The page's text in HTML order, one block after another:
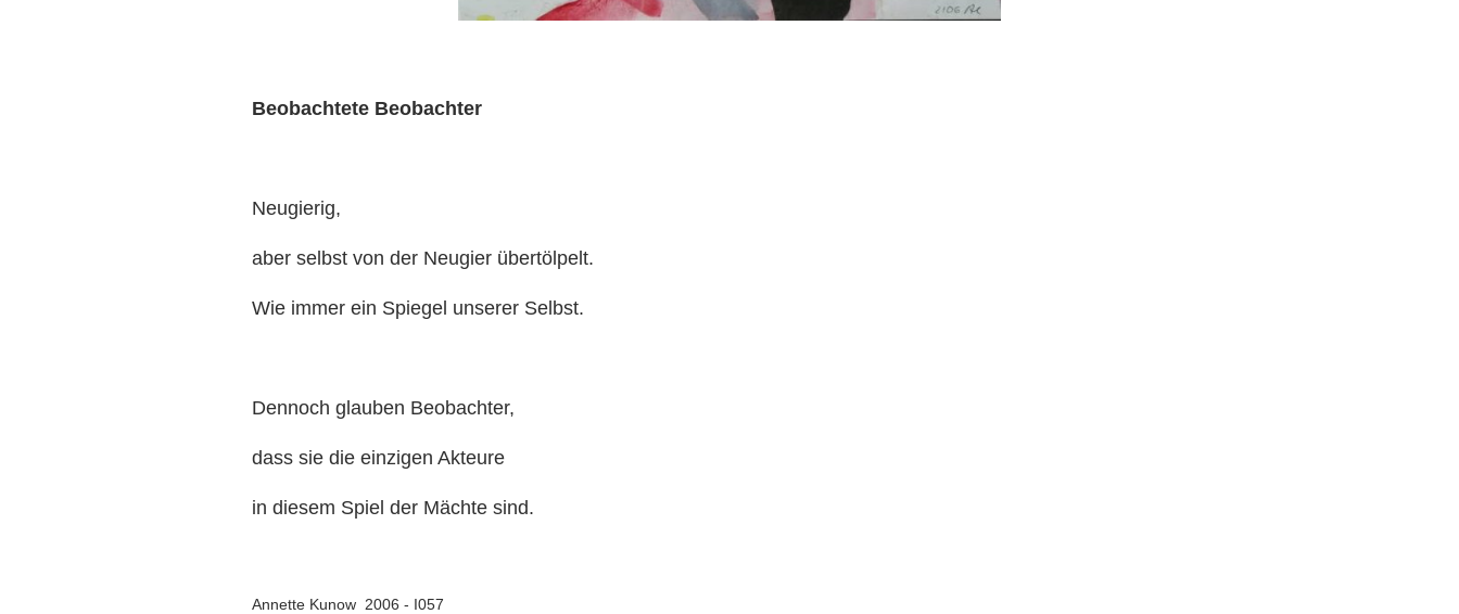
Beobachtete Beobachter
Neugierig,
aber selbst von der Neugier übertölpelt.
Wie immer ein Spiegel unserer Selbst.
Dennoch glauben Beobachter,
dass sie die einzigen Akteure
in diesem Spiel der Mächte sind.
Annette Kunow 2006 - I057